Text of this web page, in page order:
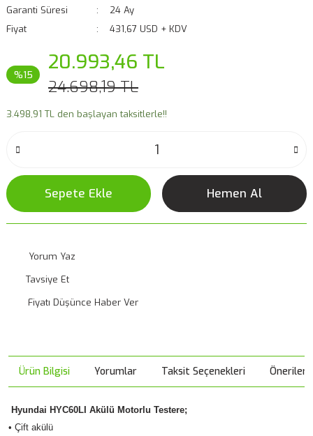
Garanti Süresi
24 Ay
Fiyat
431,67 USD + KDV
%15 20.993,46 TL
24.698,19 TL
3.498,91 TL den başlayan taksitlerle!!
Sepete Ekle Hemen Al
Yorum Yaz
Tavsiye Et
Fiyatı Düşünce Haber Ver
Ürün Bilgisi Yorumlar Taksit Seçenekleri
Hyundai HYC60LI Akülü Motorlu Testere;
• Çift akülü